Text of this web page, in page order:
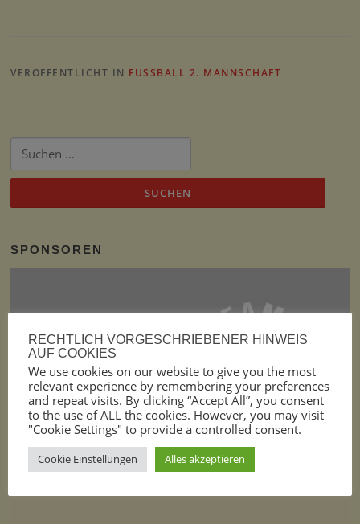
VERÖFFENTLICHT IN FUSSBALL 2. MANNSCHAFT
Suchen
nach:
SPONSOREN
RECHTLICH VORGESCHRIEBENER HINWEIS
AUF COOKIES
We use cookies on our website to give you the most
relevant experience by remembering your preferences
and repeat visits. By clicking “Accept All”, you consent
to the use of ALL the cookies. However, you may visit
"Cookie Settings" to provide a controlled consent.
Cookie Einstellungen Alles akzeptieren